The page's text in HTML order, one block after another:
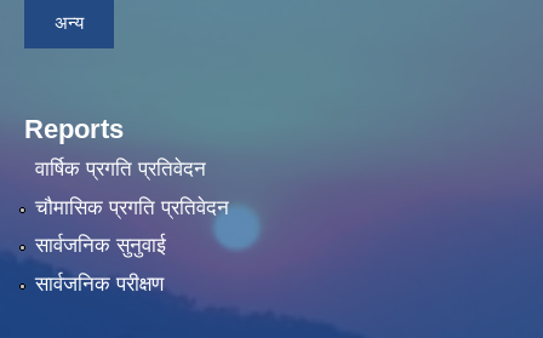
अन्य
Reports
वार्षिक प्रगति प्रतिवेदन
चौमासिक प्रगति प्रतिवेदन
सार्वजनिक सुनुवाई
सार्वजनिक परीक्षण